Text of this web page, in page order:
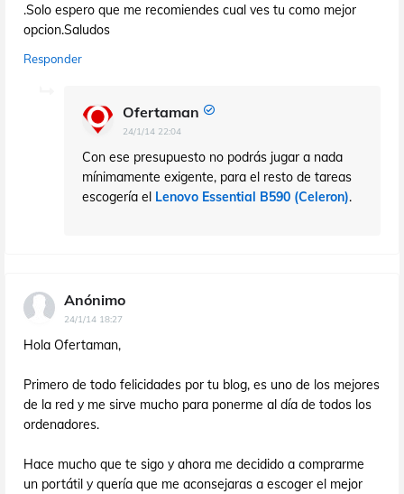
.Solo espero que me recomiendes cual ves tu como mejor
opcion.Saludos
Responder
Ofertaman
24/1/14 22:04
Con ese presupuesto no podrás jugar a nada
mínimamente exigente, para el resto de tareas
escogería el Lenovo Essential B590 (Celeron).
Anónimo
24/1/14 18:27
Hola Ofertaman,
Primero de todo felicidades por tu blog, es uno de los mejores
de la red y me sirve mucho para ponerme al día de todos los
ordenadores.
Hace mucho que te sigo y ahora me decidido a comprarme
un portátil y quería que me aconsejaras a escoger el mejor